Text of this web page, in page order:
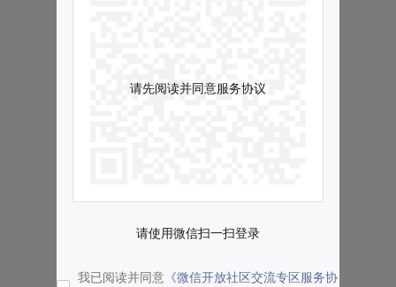
请先阅读并同意服务协议
请使用微信扫一扫登录
我已阅读并同意 《微信开放社区交流专区服务协